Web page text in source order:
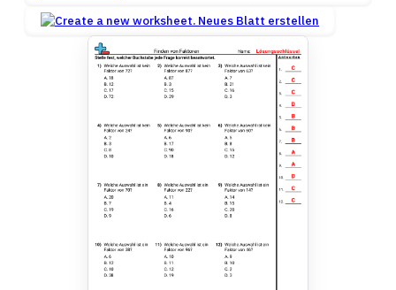
Neues Blatt erstellen